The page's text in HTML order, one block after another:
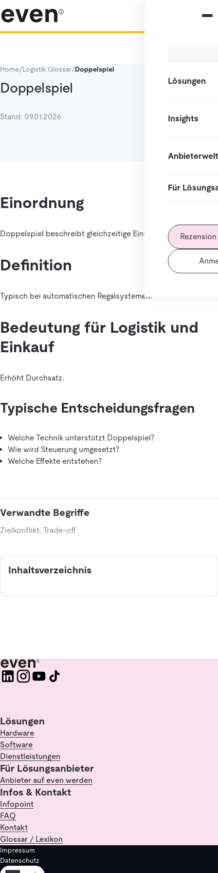
Lösungen
Insights
Anbieterwelt
Für
Home/Logistik Glossar/Doppelspiel
Doppelspiel
Stand: 09.01.2026
Einordnung
Doppelspiel beschreibt gleichzeitige Ein- und Auslagerung.
Definition
Typisch bei automatischen Regalsystemen.
Bedeutung für Logistik und
Einkauf
Erhöht Durchsatz.
Typische Entscheidungsfragen
Welche Technik unterstützt Doppelspiel?
Wie wird Steuerung umgesetzt?
Welche Effekte entstehen?
Verwandte Begriffe
Zielkonflikt, Trade-off
Inhaltsverzeichnis
Lösungen
Hardware
Software
Dienstleistungen
Für Lösungsanbieter
Anbieter auf even werden
Infos & Kontakt
Infopoint
FAQ
Kontakt
Glossar / Lexikon
Impressum
Datenschutz